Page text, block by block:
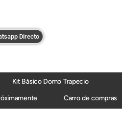
Directo
Kit Básico Domo Trapecio
Carro de compras